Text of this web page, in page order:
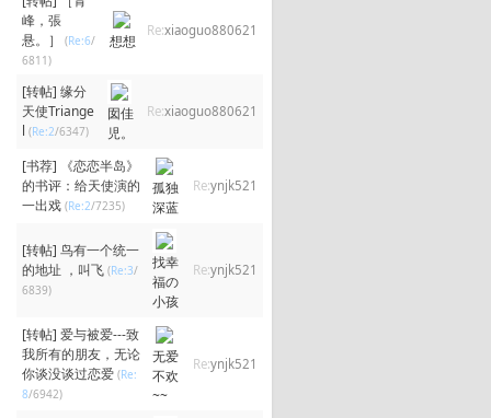
峰，張
悬。］
(Re:6/
6811)
想想
Re:xiaoguo880621
[转帖] 缘分
天使Triange
l (Re:2/6347)
囡佳
児。
Re:xiaoguo880621
[书荐]
《恋恋半岛》
的书评：给天使演的
一出戏 (Re:2/7235)
孤独
深蓝
Re:ynjk521
[转帖] 鸟有一个统一
的地址 ，叫飞 (Re:3/
6839)
找幸
福の
小孩
Re:ynjk521
[转帖] 爱与被爱---致
我所有的朋友，无论
你谈没谈过恋爱 (Re:
8/6942)
无爱
不欢
~~
Re:ynjk521